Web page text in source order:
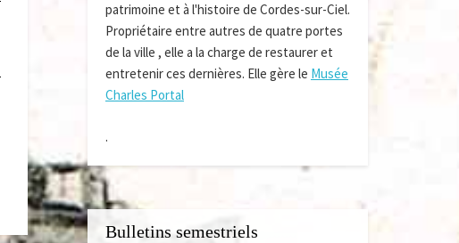
patrimoine et à l'histoire de Cordes-sur-Ciel.
Propriétaire entre autres de quatre portes
de la ville , elle a la charge de restaurer et
entretenir ces dernières. Elle gère le Musée
Charles Portal
.
Bulletins semestriels